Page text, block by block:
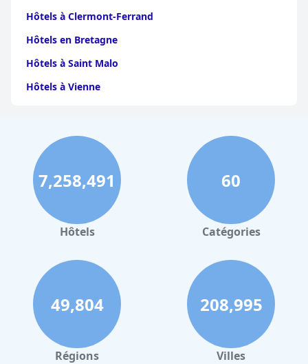
Hôtels à Clermont-Ferrand
Hôtels en Bretagne
Hôtels à Saint Malo
Hôtels à Vienne
Hôtels à Perpignan
Hôtels au Grand-Bornand
Hôtels à Strasbourg
Hôtels à Valence
Hôtels à Gerardmer
Hôtels à Saint-Martin-de-Re
Hôtels à Troyes
Hôtels à Bruges
Hôtels à Bali
7,258,491
Hôtels
60
Catégories
49,804
Régions
208,995
Villes